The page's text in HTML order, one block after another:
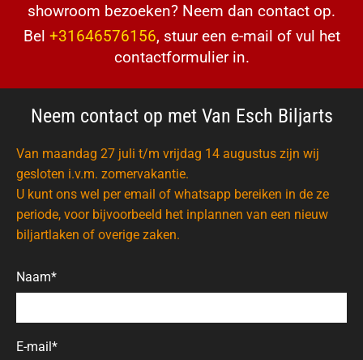
showroom bezoeken? Neem dan contact op.
Bel +31646576156, stuur een e-mail of vul het
contactformulier in.
Neem contact op met Van Esch Biljarts
Van maandag 27 juli t/m vrijdag 14 augustus zijn wij
gesloten i.v.m. zomervakantie.
U kunt ons wel per email of whatsapp bereiken in de ze
periode, voor bijvoorbeeld het inplannen van een nieuw
biljartlaken of overige zaken.
Naam*
E-mail*